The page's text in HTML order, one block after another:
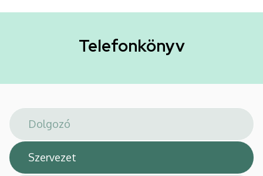
Általános
Arany
János
téri
feladatellátási
hely
Telefonkönyv